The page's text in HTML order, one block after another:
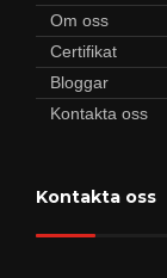
Om oss
Certifikat
Bloggar
Kontakta oss
Kontakta oss